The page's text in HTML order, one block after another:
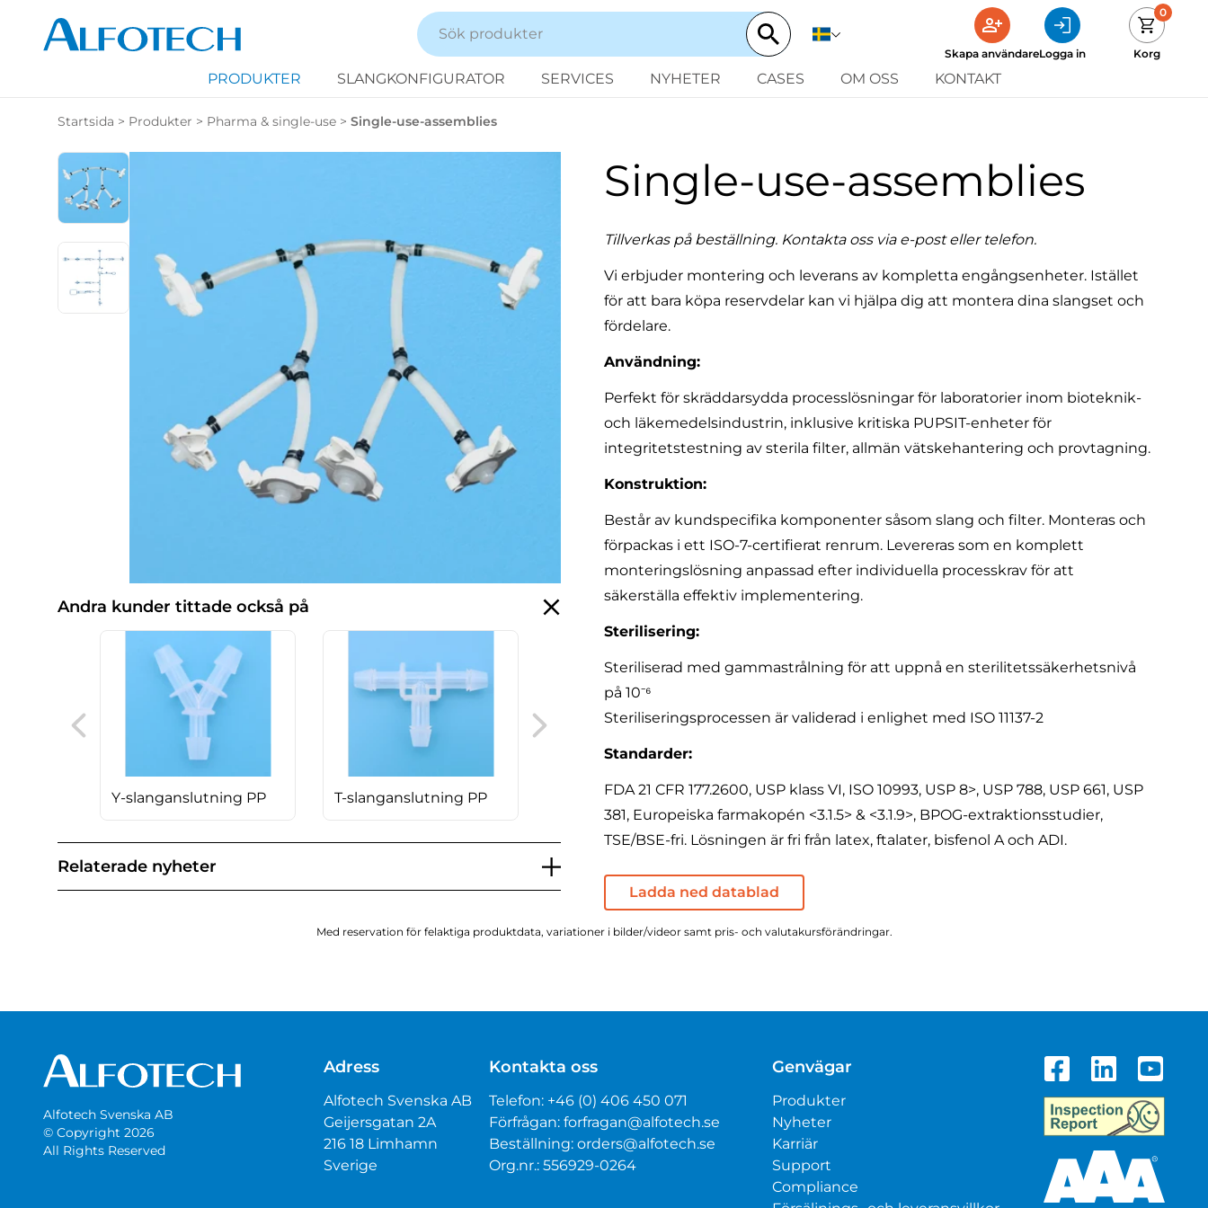
Skapa användareLogga in
0
Korg
PRODUKTER SLANGKONFIGURATOR SERVICES NYHETER CASES OM OSS KONTAKT
Startsida > Produkter > Pharma & single-use > Single-use-assemblies
Andra kunder tittade också på
Y-slanganslutning PP T-slanganslutning PP
Clamp slanganslutning
Relaterade nyheter
Single-use-assemblies
Tillverkas på beställning. Kontakta oss via e-post eller telefon.
Vi erbjuder montering och leverans av kompletta engångsenheter. Istället
för att bara köpa reservdelar kan vi hjälpa dig att montera dina slangset och
fördelare.
Användning:
Perfekt för skräddarsydda processlösningar för laboratorier inom bioteknik-
och läkemedelsindustrin, inklusive kritiska PUPSIT-enheter för
integritetstestning av sterila filter, allmän vätskehantering och provtagning.
Konstruktion:
Består av kundspecifika komponenter såsom slang och filter. Monteras och
förpackas i ett ISO-7-certifierat renrum. Levereras som en komplett
monteringslösning anpassad efter individuella processkrav för att
säkerställa effektiv implementering.
Sterilisering:
Steriliserad med gammastrålning för att uppnå en sterilitetssäkerhetsnivå
på 10⁻⁶
Steriliseringsprocessen är validerad i enlighet med ISO 11137-2
Standarder:
FDA 21 CFR 177.2600, USP klass VI, ISO 10993, USP 8>, USP 788, USP 661, USP
381, Europeiska farmakopén <3.1.5> & <3.1.9>, BPOG-extraktionsstudier,
TSE/BSE-fri. Lösningen är fri från latex, ftalater, bisfenol A och ADI.
Ladda ned datablad
Med reservation för felaktiga produktdata, variationer i bilder/videor samt pris- och valutakursförändringar.
Alfotech Svenska AB
© Copyright 2026
All Rights Reserved
Adress
Alfotech Svenska AB
Geijersgatan 2A
216 18 Limhamn
Sverige
Kontakta oss
Telefon: +46 (0) 406 450 071
Förfrågan: forfragan@alfotech.se
Beställning: orders@alfotech.se
Org.nr.: 556929-0264
Genvägar
Produkter
Nyheter
Karriär
Support
Compliance